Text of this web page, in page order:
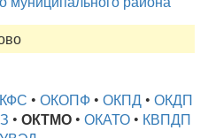
• ОКОПФ • ОКПД • ОКДП
• ОКТМО• ОКАТО• КВПДП